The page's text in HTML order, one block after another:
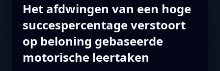
Het afdwingen van een hoge
succespercentage verstoort
op beloning gebaseerde
motorische leertaken